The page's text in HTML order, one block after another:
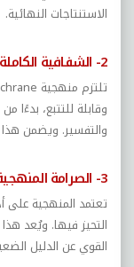
الاستنتاجات النهائية.
2- الشفافية الكاملة في الإجراءات
تلتزم منهجية
وقابلة للتتبع، بدءًا
والتفسير. ويضمن هذا
3- الصرامة المنهجية في التقييم
تعتمد المنهجية على
التحيز فيها. ويُعد
القوي عن الدليل